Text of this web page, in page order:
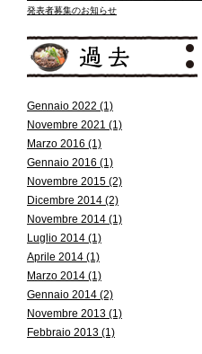
発表者募集のお知らせ
Gennaio 2022 (1)
Novembre 2021 (1)
Marzo 2016 (1)
Gennaio 2016 (1)
Novembre 2015 (2)
Dicembre 2014 (2)
Novembre 2014 (1)
Luglio 2014 (1)
Aprile 2014 (1)
Marzo 2014 (1)
Gennaio 2014 (2)
Novembre 2013 (1)
Febbraio 2013 (1)